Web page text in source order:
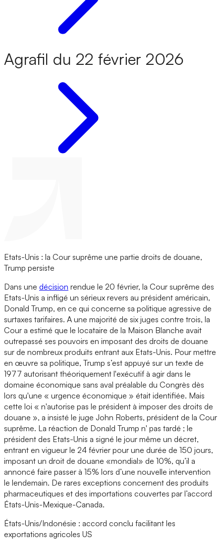
Agrafil du 22 février 2026
Etats-Unis : la Cour suprême une partie droits de douane,
Trump persiste
Dans une décision rendue le 20 février, la Cour suprême des
Etats-Unis a infligé un sérieux revers au président américain,
Donald Trump, en ce qui concerne sa politique agressive de
surtaxes tarifaires. A une majorité de six juges contre trois, la
Cour a estimé que le locataire de la Maison Blanche avait
outrepassé ses pouvoirs en imposant des droits de douane
sur de nombreux produits entrant aux Etats-Unis. Pour mettre
en œuvre sa politique, Trump s’est appuyé sur un texte de
1977 autorisant théoriquement l'exécutif à agir dans le
domaine économique sans aval préalable du Congrès dès
lors qu'une « urgence économique » était identifiée. Mais
cette loi « n'autorise pas le président à imposer des droits de
douane », a insisté le juge John Roberts, président de la Cour
suprême. La réaction de Donald Trump n' pas tardé ; le
président des Etats-Unis a signé le jour même un décret,
entrant en vigueur le 24 février pour une durée de 150 jours,
imposant un droit de douane «mondial» de 10%, qu’il a
annoncé faire passer à 15% lors d’une nouvelle intervention
le lendemain. De rares exceptions concernent des produits
pharmaceutiques et des importations couvertes par l’accord
États-Unis-Mexique-Canada.
États-Unis/Indonésie : accord conclu facilitant les
exportations agricoles US